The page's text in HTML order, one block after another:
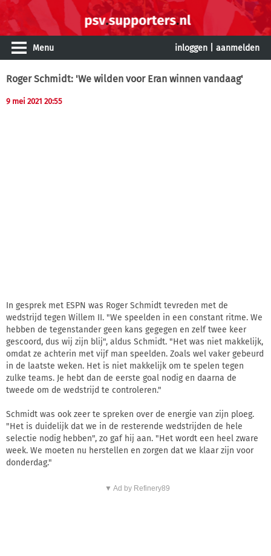
Menu inloggen aanmelden
Roger Schmidt: 'We wilden voor Eran winnen vandaag'
9 mei 2021 20:55
In gesprek met ESPN was Roger Schmidt tevreden met de
wedstrijd tegen Willem II. "We speelden in een constant ritme. We
hebben de tegenstander geen kans gegegen en zelf twee keer
gescoord, dus wij zijn blij", aldus Schmidt. "Het was niet makkelijk,
omdat ze achterin met vijf man speelden. Zoals wel vaker gebeurd
in de laatste weken. Het is niet makkelijk om te spelen tegen
zulke teams. Je hebt dan de eerste goal nodig en daarna de
tweede om de wedstrijd te controleren."
Schmidt was ook zeer te spreken over de energie van zijn ploeg.
"Het is duidelijk dat we in de resterende wedstrijden de hele
selectie nodig hebben", zo gaf hij aan. "Het wordt een heel zware
week. We moeten nu herstellen en zorgen dat we klaar zijn voor
donderdag."
▼ Ad by Refinery89